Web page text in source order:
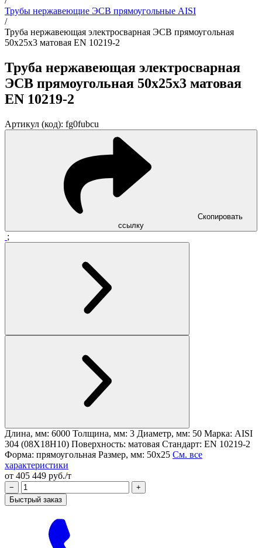
Трубы нержавеющие ЭСВ прямоугольные AISI
/
Труба нержавеющая электросварная ЭСВ прямоугольная
50x25x3 матовая EN 10219-2
Труба нержавеющая электросварная
ЭСВ прямоугольная 50x25x3 матовая
EN 10219-2
Артикул (код): fg0fubcu
Скопировать
ссылку
;
Длина, мм: 6000 Толщина, мм: 3 Диаметр, мм: 50 Марка: AISI
304 (08Х18Н10) Поверхность: матовая Стандарт: EN 10219-2
Форма: прямоугольная Размер, мм: 50x25 См. все
характеристики
от 405 449 руб./т
−
+
Быстрый заказ